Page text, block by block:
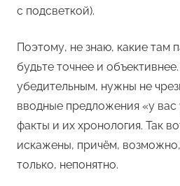
с подсветкой).
Поэтому, не знаю, какие там
будьте точнее и
убедительным, нужны не
вводные предложения «у вас
факты и их хронология. Так
искажены, причём,
только, непонятно.